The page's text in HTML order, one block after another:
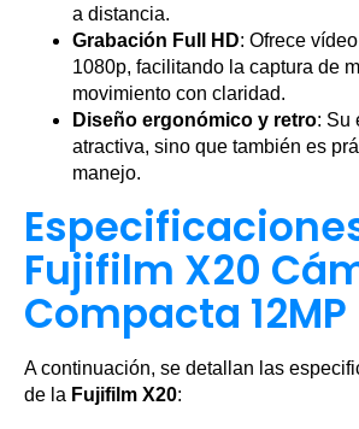
a distancia.
Grabación Full HD: Ofrece
1080p, facilitando la captura de
movimiento con claridad.
Diseño ergonómico y retro: Su
atractiva, sino que también es
manejo.
Fujifilm X20
Compacta 12MP
A continuación, se detallan las
de la Fujifilm X20: